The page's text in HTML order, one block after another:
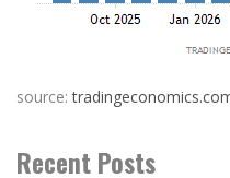
source:
Recent Posts